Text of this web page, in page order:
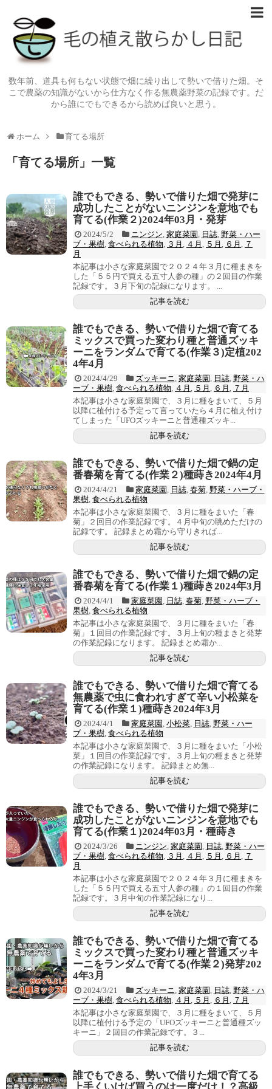
数年前、道具も何もない状態で畑に繰り出して勢いで借りた畑。そ
こで農薬の知識がないから仕方なく作る無農薬野菜の記録です。だ
から誰にでもできるから読めば良いと思う。
ホーム 育てる場所
「 育てる場所 」 一覧
誰でもできる、勢いで借りた畑で発芽に
成功したことがないニンジンを意地でも
育てる(作業２)2024年03月・発芽
2024/5/2 ニンジン 家庭菜園 日誌, 野菜・ハー
ブ・果樹 食べられる植物 ３月 ４月 ５月 ６月
７
月
本記事は小さな家庭菜園で２０２４年３月に種まきを
した「５５円で買える五寸人参の種」の２回目の作業
記録です。３月下旬の記録になります。 ...
記事を読む
誰でもできる、勢いで借りた畑で育てる
ミックスで買った変わり種と普通ズッキ
ーニをランダムで育てる(作業３)定植202
4年4月
2024/4/29 ズッキーニ 家庭菜園 日誌, 野菜・ハ
ーブ・果樹 食べられる植物 ４月 ５月 ６月
７月
本記事は小さな家庭菜園で、３月に種をまいて、５月
以降に植付ける予定って言っていたら４月に植え付け
てしまった「UFOズッキーニと普通種ズッキ...
記事を読む
誰でもできる、勢いで借りた畑で鍋の定
番春菊を育てる(作業２)種蒔き2024年4月
2024/4/21 家庭菜園 日誌, 春菊, 野菜・ハーブ・
果樹 食べられる植物
本記事は小さな家庭菜園で、３月に種をまいた「春
菊」２回目の作業記録です。４月中旬の眺めただけの
記録です。 記録まとめ霜から守りきれば...
記事を読む
誰でもできる、勢いで借りた畑で鍋の定
番春菊を育てる(作業１)種蒔き2024年3月
2024/4/1 家庭菜園 日誌, 春菊, 野菜・ハーブ・
果樹 食べられる植物
本記事は小さな家庭菜園で、３月に種をまいた「春
菊」１回目の作業記録です。３月上旬の種まきと発芽
の作業記録になります。 記録まとめ霜か...
記事を読む
誰でもできる、勢いで借りた畑で育てる
無農薬で虫に食われすぎて辛い小松菜を
育てる(作業１)種蒔き2024年3月
2024/4/1 家庭菜園 小松菜, 日誌, 野菜・ハー
ブ・果樹 食べられる植物
本記事は小さな家庭菜園で、３月に種をまいた「小松
菜」１回目の作業記録です。３月上旬の種まきと発芽
の作業記録になります。 記録まとめ無...
記事を読む
誰でもできる、勢いで借りた畑で発芽に
成功したことがないニンジンを意地でも
育てる(作業１)2024年03月・種蒔き
2024/3/26 ニンジン 家庭菜園 日誌, 野菜・ハー
ブ・果樹 食べられる植物 ３月 ４月 ５月 ６月
７
月
本記事は小さな家庭菜園で２０２４年３月に種まきを
した「５５円で買える五寸人参の種」の１回目の作業
記録です。３月中旬の作業記録になり...
記事を読む
誰でもできる、勢いで借りた畑で育てる
ミックスで買った変わり種と普通ズッキ
ーニをランダムで育てる(作業２)発芽202
4年3月
2024/3/21 ズッキーニ 家庭菜園 日誌, 野菜・ハ
ーブ・果樹 食べられる植物 ４月 ５月 ６月
７月
本記事は小さな家庭菜園で、３月に種をまいて、５月
以降に植付ける予定の「UFOズッキーニと普通種ズッ
キーニ」２回目の作業記録です。３...
記事を読む
誰でもできる、勢いで借りた畑で育てる